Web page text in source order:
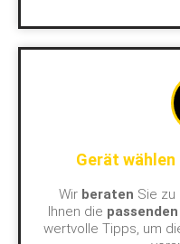
Gerät
Wir beraten Sie zu
Ihnen die
wertvolle Tipps, um